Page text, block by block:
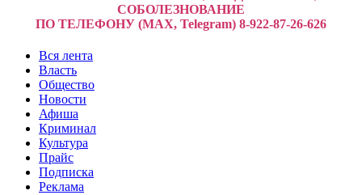
СОБОЛЕЗНОВАНИЕ
ПО ТЕЛЕФОНУ (MAX, Telegram) 8-922-87-26-626
Вся лента
Власть
Общество
Новости
Афиша
Криминал
Культура
Прайс
Подписка
Реклама